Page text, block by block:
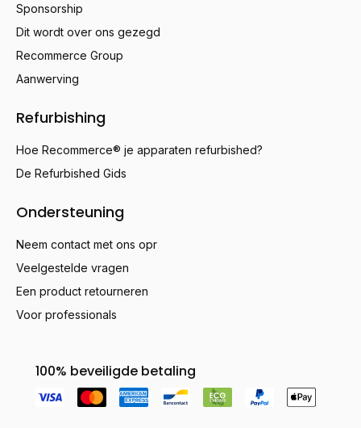
Sponsorship
Dit wordt over ons gezegd
Recommerce Group
Aanwerving
Refurbishing
Hoe Recommerce® je apparaten refurbished?
De Refurbished Gids
Ondersteuning
Neem contact met ons opr
Veelgestelde vragen
Een product retourneren
Voor professionals
100% beveiligde betaling